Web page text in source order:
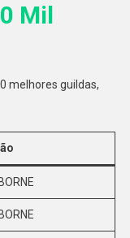
Mil
melhores guildas,